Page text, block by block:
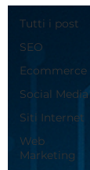
Tutti i post
SEO
Ecommerce
Social Media
Siti Internet
Web
Marketing